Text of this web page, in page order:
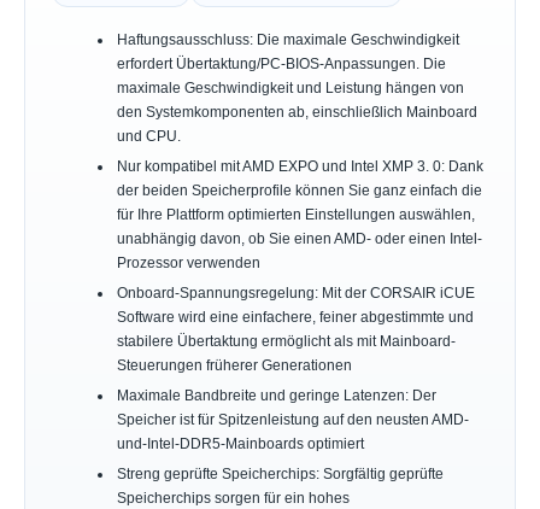
Haftungsausschluss: Die maximale Geschwindigkeit
erfordert Übertaktung/PC-BIOS-Anpassungen. Die
maximale Geschwindigkeit und Leistung hängen von
den Systemkomponenten ab, einschließlich Mainboard
und CPU.
Nur kompatibel mit AMD EXPO und Intel XMP 3. 0: Dank
der beiden Speicherprofile können Sie ganz einfach die
für Ihre Plattform optimierten Einstellungen auswählen,
unabhängig davon, ob Sie einen AMD- oder einen Intel-
Prozessor verwenden
Onboard-Spannungsregelung: Mit der CORSAIR iCUE
Software wird eine einfachere, feiner abgestimmte und
stabilere Übertaktung ermöglicht als mit Mainboard-
Steuerungen früherer Generationen
Maximale Bandbreite und geringe Latenzen: Der
Speicher ist für Spitzenleistung auf den neusten AMD-
und-Intel-DDR5-Mainboards optimiert
Streng geprüfte Speicherchips: Sorgfältig geprüfte
Speicherchips sorgen für ein hohes